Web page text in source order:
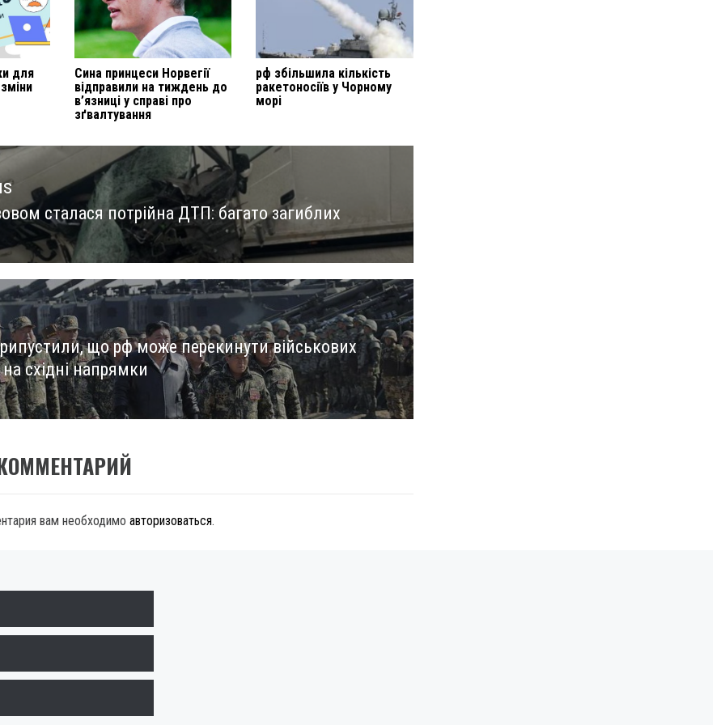
для
Сина принцеси Норвегії
відправили на тиждень до
в’язниці у справі про
зґвалтування
рф збільшила кількість
ракетоносіїв у Чорному
морі
сталася потрійна ДТП: багато загиблих
що рф може перекинути військових
східні напрямки
вам необходимо авторизоваться.